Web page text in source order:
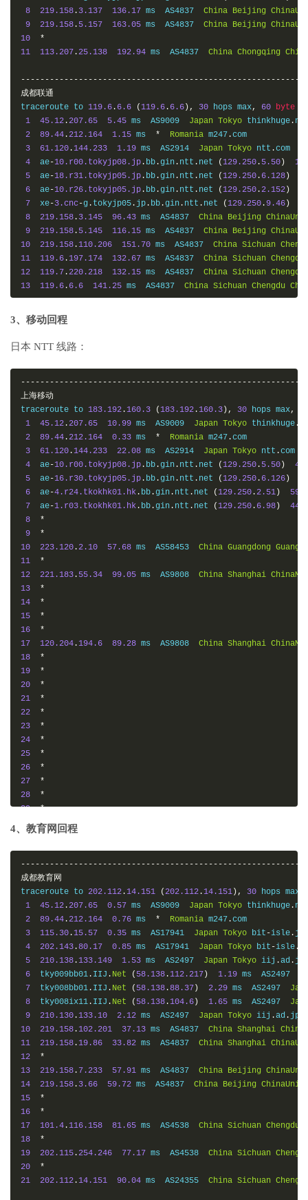
11
219.158 . 19.86 46.95 ms  AS4837 China Shanghai
12
219.158 . 19.81 58.14 ms  AS4837 China Shanghai
13
219.158
14
219.158 .99.114 104.06 ms  AS4837 China Fujian Fuzhou
16
*
17
27.159
18
*
19
117.25.141.110 122.93 ms  AS133775 China Fujian
20
117.28.254.129 124.31 ms  AS133775 China
8
219.158 . 3.137 136.17 ms  AS4837 China Beijing
9
219.158 . 5.157 163.05 ms  AS4837 China Beijing
10
*
11
113.207 .25.138 192.94 ms  AS4837 China Chongqing
成都联通
traceroute to 119.6 . 6.6 ( 119.6 . 6.6 ), 30 hops max, 60 byte
1
45.12 .207.65 5.45 ms  AS9009 Japan Tokyo thinkhuge .
2
89.44 .212.164 1.15 ms * Romania m247 .com
3
61.120 . 144.233 1.19 ms  AS2914 Japan Tokyo ntt .com
4
  ae
-10.r00.tokyjp08.jp . bb .gin . ntt . net ( 129.250 . 5.50 )
5
  ae
-18.r31.tokyjp05.jp . bb .gin . ntt . net ( 129.250 . 6.128 )
6
  ae
-10.r26.tokyjp05.jp . bb .gin . ntt . net ( 129.250 .2.152 )
7
  xe
-3.cnc-g . tokyjp05 . jp . bb .gin . ntt . net ( 129.250 .9.46 )
8
219.158 . 3.145 96.43 ms  AS4837 China Beijing
9
219.158 . 5.145 116.15 ms  AS4837 China Beijing
10
219.158 . 110.206 151.70 ms  AS4837 China Sichuan
11
119.6 . 197.174 132.67 ms  AS4837 China Sichuan Chengdu
12
119.7 .220.218 132.15 ms  AS4837 China Sichuan Chengdu
13
119.6 . 6.6 141.25 ms  AS4837 China Sichuan Chengdu
3、移动回程
日本 NTT 线路：
上海移动
traceroute to 183.192 . 160.3 ( 183.192 . 160.3 ), 30 hops max,
1
45.12 .207.65 10.99 ms  AS9009 Japan Tokyo thinkhuge .
2
89.44 .212.164 0.33 ms * Romania m247 .com
3
61.120 . 144.233 22.08 ms  AS2914 Japan Tokyo ntt .com
4
  ae
-10.r00.tokyjp08.jp . bb .gin . ntt . net ( 129.250 . 5.50 )
5
  ae
-16.r30.tokyjp05.jp . bb .gin . ntt . net ( 129.250 . 6.126 )
6
  ae
-4.r24.tkokhk01.hk . bb .gin . ntt . net ( 129.250 .2.51 )
7
  ae
-1.r03.tkokhk01.hk . bb .gin . ntt . net ( 129.250 . 6.98 )
8
*
9
*
10
223.120 .2.10 57.68 ms  AS58453 China Guangdong
11
*
12
221.183 . 55.34 99.05 ms  AS9808 China Shanghai
13
*
14
*
15
*
16
*
17
120.204 . 194.6 89.28 ms  AS9808 China Shanghai
18
*
19
*
20
*
21
*
22
*
23
*
24
*
25
*
26
*
27
*
28
*
29
*
30
*
成都移动
traceroute to
1
45.12. 207.65 1.52 ms  AS9009 Japan Tokyo thinkhuge.
2
89.44 .212.164 1.40 ms * Romania m247.com
3
61.120.144.233 2.98 ms  AS2914 Japan Tokyo
4
  ae
- 9.r01.tokyjp08.jp. .gin.ntt net ( 129.250 .5.54)
5
  ae
- 19.r30.tokyjp05.jp. .gin.ntt net ( 129.250 .6.130)
6
  ae
- 4.r24.tkokhk01.hk. bb. gin.ntt. net (129.250. 2.51 )
7
  ae
-1.r03.tkokhk01.hk .bb .gin .ntt.net 129.250 6.98)
8
*
9
223.120.2.53 58.65 ms  AS58453 China Hong Kong
10
223.120 . 2.14 54.42 ms  AS58453 China Guangdong
11
*
12
221.176 . 20.21 75.89 ms  AS9808 China Guangdong
13
221.176
14
221.176 . 20.138 109.20 ms  AS9808 China Sichuan
15
*
16
111.9
17
223.87
18
*
19
*
20
183.221 .253.100 112.87 ms  AS9808 China Sichuan
4、教育网回程
成都教育网
traceroute to 202.112 . 14.151 (202.112 . 14.151 ), 30 hops max
1
45.12 .207.65 0.57 ms  AS9009 Japan Tokyo thinkhuge .
2
89.44 .212.164 0.76 ms * Romania m247 .com
3
115.30 . 15.57 0.35 ms  AS17941 Japan Tokyo bit -isle . jp
4
202.143 .80.17 0.85 ms  AS17941 Japan Tokyo bit -isle .
5
210.138 . 133.149 1.53 ms  AS2497 Japan Tokyo iij .ad . jp
6
  tky009bb01
. IIJ . Net ( 58.138 . 112.217 ) 1.19 ms  AS2497
7
  tky008bb01
. IIJ . Net ( 58.138 .88.37 ) 2.29 ms  AS2497
8
  tky008ix11
. IIJ . Net ( 58.138 . 104.6 ) 1.65 ms  AS2497
9
210.130 . 133.10 2.12 ms  AS2497 Japan Tokyo iij .ad .
10
219.158 . 102.201 37.13 ms  AS4837 China Shanghai
11
219.158 . 19.86 33.82 ms  AS4837 China Shanghai
12
*
13
219.158 . 7.233 57.91 ms  AS4837 China Beijing
14
219.158 . 3.66 59.72 ms  AS4837 China Beijing
15
*
16
*
17
101.4 . 116.158 81.65 ms  AS4538 China Sichuan Chengdu
18
*
19
202.115 .254.246 77.17 ms  AS4538 China Sichuan
20
*
21
202.112 . 14.151 90.04 ms  AS24355 China Sichuan